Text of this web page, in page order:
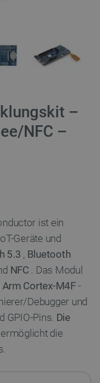
–
NFC –
ist ein
Geräte und
5.3 , Bluetooth
NFC . Das Modul
Arm Cortex-M4F-
Debugger und
GPIO-Pins. Die
ermöglicht die